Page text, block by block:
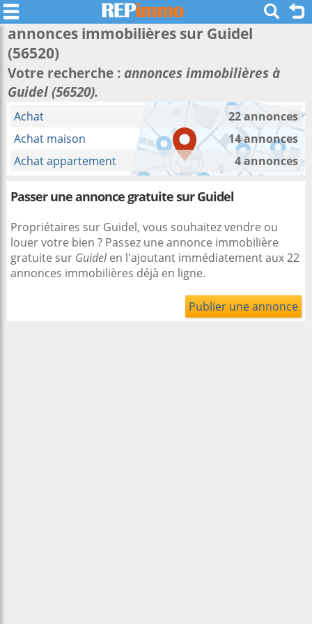
annonces immobilières sur Guidel
(56520)
Votre recherche : annonces immobilières à
Guidel (56520).
Achat
22 annonces
Achat maison
14 annonces
Achat appartement
4 annonces
Passer une annonce gratuite sur Guidel
Propriétaires sur Guidel, vous souhaitez vendre ou
louer votre bien ? Passez une annonce immobilière
gratuite sur Guidelen l'ajoutant immédiatement aux 22
annonces immobilières déjà en ligne.
Publier une annonce